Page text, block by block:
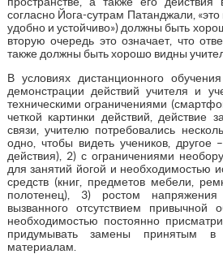
согласно Йога-сутрам Патанджали,
удобно и устойчиво») должны быть
вторую очередь это означает, что
также должны быть хорошо видны
В условиях дистанционного
демонстрации действий учителя и
техническими ограничениями
четкой картинки действий, действие
связи, учителю потребовались
одно, чтобы видеть учеников, другое
действия), 2) с ограничениями
для занятий йогой и необходимостью
средств (книг, предметов мебели,
полотенец), 3) ростом напряжения
вызванного отсутствием привычной
необходимостью постоянно
придумывать замены принятым
материалам.